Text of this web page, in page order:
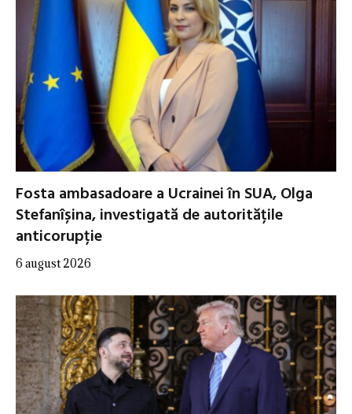
Fosta ambasadoare a Ucrainei în SUA, Olga
Stefanîșina, investigată de autoritățile
anticorupție
6 august 2026